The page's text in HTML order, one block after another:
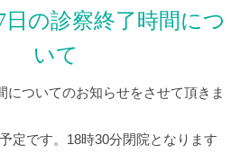
日の診察終了時間につ
いて
についてのお知らせをさせて頂きま
定です。18時30分閉院となります